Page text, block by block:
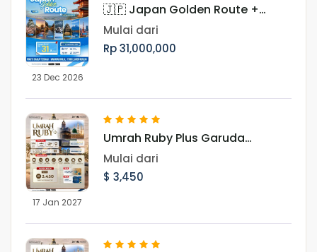
23 Dec 2026
🇯🇵 Japan Golden Route +
Shirakawago Periode Libur Akhir
Tahun
Mulai dari
Rp 31,000,000
17 Jan 2027
Umrah Ruby Plus Garuda
Landing Madinah 17 Januari
2027
Mulai dari
$ 3,450